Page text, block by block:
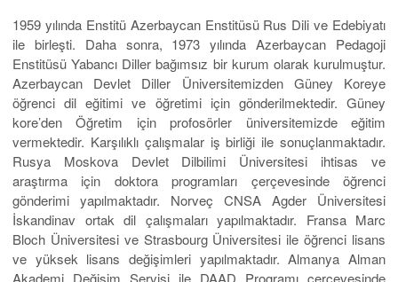
1959 yılında Enstitü Azerbaycan Enstitüsü Rus Dili ve Edebiyatı
ile birleşti. Daha sonra, 1973 yılında Azerbaycan Pedagoji
Enstitüsü Yabancı Diller bağımsız bir kurum olarak kurulmuştur.
Azerbaycan Devlet Diller Üniversitemizden Güney Koreye
öğrenci dil eğitimi ve öğretimi için gönderilmektedir. Güney
kore’den Öğretim için profosörler üniversitemizde eğitim
vermektedir. Karşılıklı çalışmalar iş birliği ile sonuçlanmaktadır.
Rusya Moskova Devlet Dilbilimi Üniversitesi ihtisas ve
araştırma için doktora programları çerçevesinde öğrenci
gönderimi yapılmaktadır. Norveç CNSA Agder Üniversitesi
İskandinav ortak dil çalışmaları yapılmaktadır. Fransa Marc
Bloch Üniversitesi ve Strasbourg Üniversitesi ile öğrenci lisans
ve yüksek lisans değişimleri yapılmaktadır. Almanya Alman